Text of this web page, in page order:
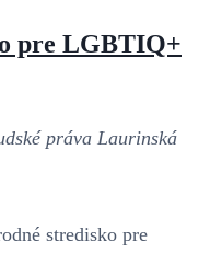
pre LGBTIQ+
práva Laurinská
stredisko pre